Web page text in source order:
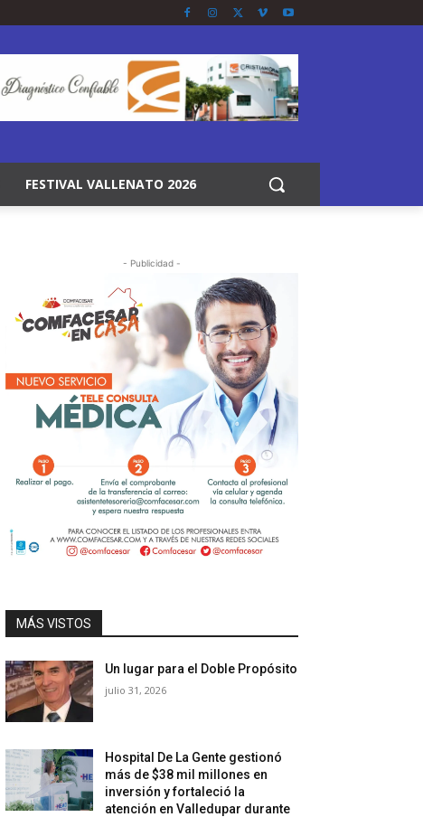
FESTIVAL VALLENATO 2026
- Publicidad -
MÁS VISTOS
Un lugar para el Doble Propósito
julio 31, 2026
Hospital De La Gente gestionó
más de $38 mil millones en
inversión y fortaleció la
atención en Valledupar durante